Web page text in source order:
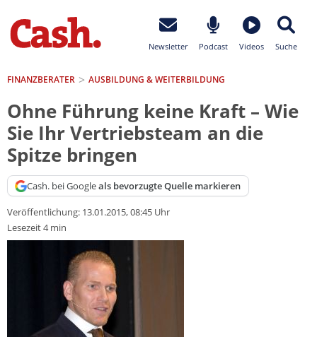
Newsletter Podcast Videos Suche
FINANZBERATER AUSBILDUNG & WEITERBILDUNG
Ohne Führung keine Kraft – Wie
Sie Ihr Vertriebsteam an die
Spitze bringen
Cash. bei Googleals bevorzugte Quelle markieren
Veröffentlichung: 13.01.2015, 08:45 Uhr
Lesezeit 4 min